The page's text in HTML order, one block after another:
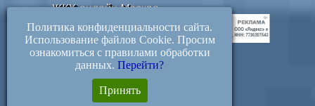
ЖКХ-онлайн.Москва
Оплата онлайн.
Госпошлина.
Политика конфиденциальности сайта.
Использование файлов Cookie. Просим
ознакомиться с правилами обработки
данных. Перейти?
Принять